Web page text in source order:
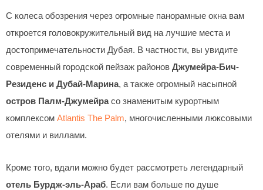
С колеса обозрения через огромные панорамные окна вам
откроется головокружительный вид на лучшие места и
достопримечательности Дубая. В частности, вы увидите
современный городской пейзаж районов Джумейра-Бич-
Резиденс и Дубай-Марина, а также огромный насыпной
остров Палм-Джумейрасо знаменитым курортным
комплексом Atlantis The Palm, многочисленными люксовыми
отелями и виллами.
Кроме того, вдали можно будет рассмотреть легендарный
отель Бурдж-эль-Араб. Если вам больше по душе